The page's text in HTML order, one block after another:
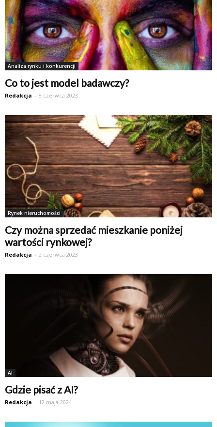
Analiza rynku i konkurencji
Co to jest model badawczy?
Redakcja - 8 czerwca 2023
Rynek nieruchomości
Czy można sprzedać mieszkanie poniżej
wartości rynkowej?
Redakcja - 2 czerwca 2023
AI
Gdzie pisać z AI?
Redakcja - 12 maja 2024